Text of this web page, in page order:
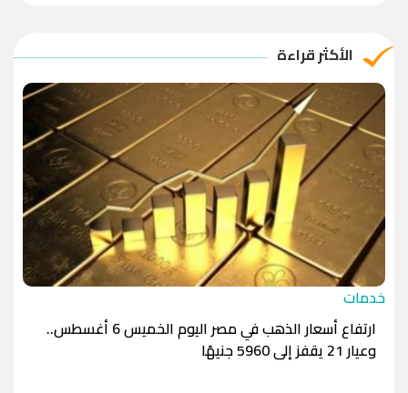
الريال القطري
الدينار الأردني
-1.0000
-1.0000
الأكثر قراءة
خدمات
ارتفاع أسعار الذهب في مصر اليوم الخميس 6 أغسطس..
وعيار 21 يقفز إلى 5960 جنيهًا